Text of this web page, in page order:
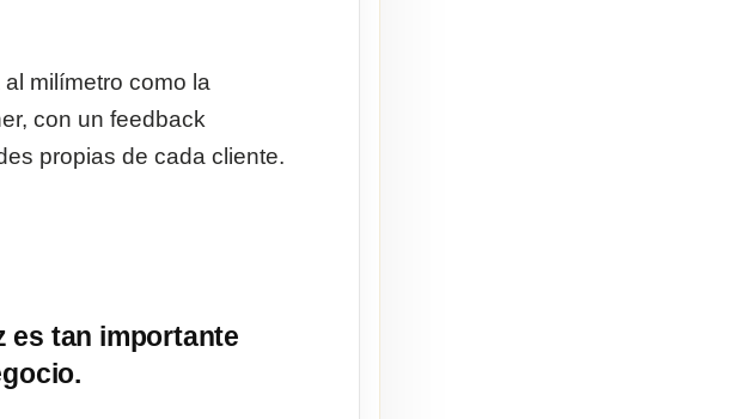
milímetro como la
con un feedback
propias de cada cliente.
es tan importante